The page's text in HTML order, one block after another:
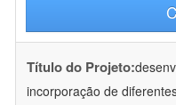
Título do Projeto:
incorporação de